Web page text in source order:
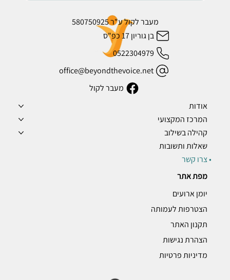
מעבר לקול ע"ר 580750925
בן גוריון 17 כפ"ס
0522304979
office@beyondthevoice.net
מעבר לקול
אודות
המרכז המקצועי
קהילה בשילוב
שאלות ותשובות
צרו קשר
מפת אתר
יומן ארועים
הצטרפות לעמותה
תקנון האתר
הצהרת נגישות
מדיניות פרטיות